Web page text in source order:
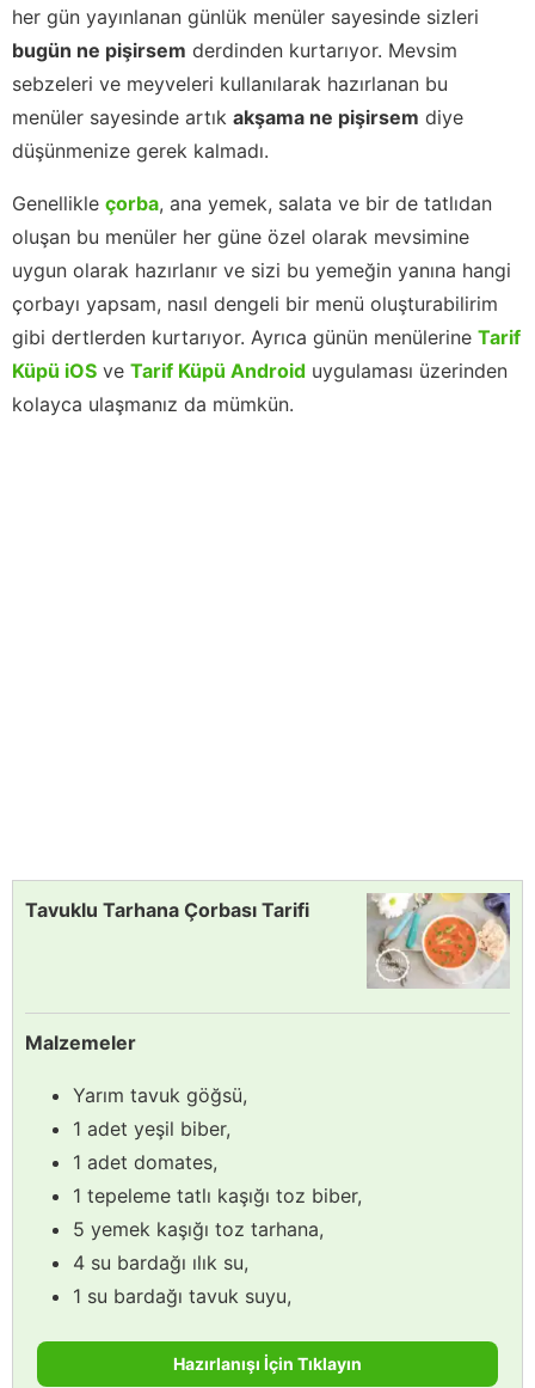
her gün yayınlanan günlük menüler sayesinde sizleri
bugün ne pişirsem derdinden kurtarıyor. Mevsim
sebzeleri ve meyveleri kullanılarak hazırlanan bu
menüler sayesinde artık akşama ne pişirsem diye
düşünmenize gerek kalmadı.
Genellikle çorba, ana yemek, salata ve bir de tatlıdan
oluşan bu menüler her güne özel olarak mevsimine
uygun olarak hazırlanır ve sizi bu yemeğin yanına hangi
çorbayı yapsam, nasıl dengeli bir menü oluşturabilirim
gibi dertlerden kurtarıyor. Ayrıca günün menülerine Tarif
Küpü iOS ve Tarif Küpü Android uygulaması üzerinden
kolayca ulaşmanız da mümkün.
Tavuklu Tarhana Çorbası Tarifi
Malzemeler
Yarım tavuk göğsü,
1 adet yeşil biber,
1 adet domates,
1 tepeleme tatlı kaşığı toz biber,
5 yemek kaşığı toz tarhana,
4 su bardağı ılık su,
1 su bardağı tavuk suyu,
Hazırlanışı İçin Tıklayın